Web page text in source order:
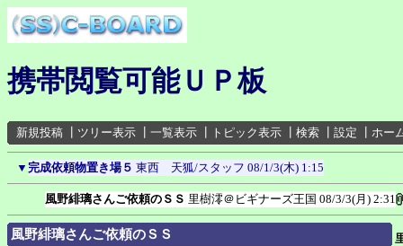
携帯閲覧可能ＵＰ板
新規投稿 ツリー表示 一覧表示 トピック表示 検索 設定 ホー
▼ 完成依頼物置き場５ 東西 天狐/スタッフ 08/1/3(木) 1:15
風野緋璃さんご依頼のＳＳ 里樹澪＠ビギナーズ王国 08/3/3(月) 2:31
風野緋璃さんご依頼のＳＳ